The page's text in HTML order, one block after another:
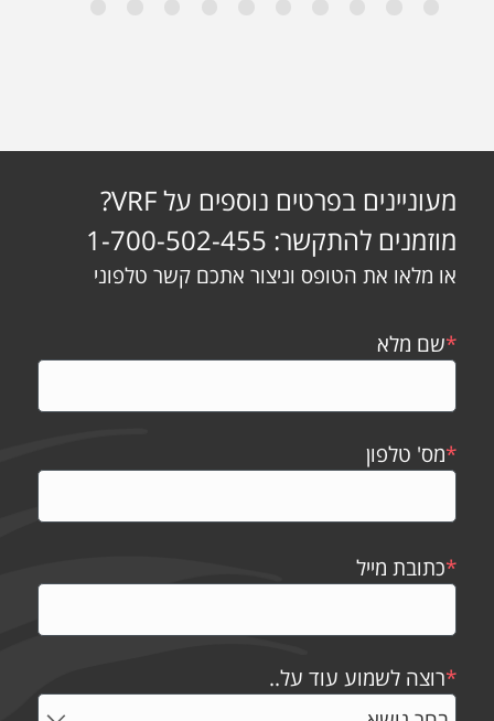
מעוניינים בפרטים נוספים על VRF?
מוזמנים להתקשר: 1-700-502-455
או מלאו את הטופס וניצור אתכם קשר טלפוני
*שם מלא
*מס' טלפון
*כתובת מייל
*רוצה לשמוע עוד על..